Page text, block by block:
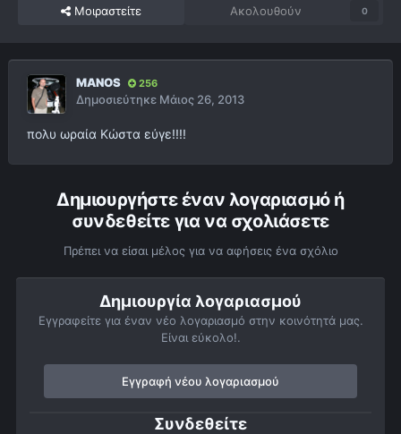
Μοιραστείτε Ακολουθούν 0
MANOS 256
Δημοσιεύτηκε Μάιος 26, 2013
πολυ ωραία Κώστα εύγε!!!!
Δημιουργήστε έναν λογαριασμό ή
συνδεθείτε για να σχολιάσετε
Πρέπει να είσαι μέλος για να αφήσεις ένα σχόλιο
Δημιουργία λογαριασμού
Εγγραφείτε για έναν νέο λογαριασμό στην κοινότητά μας.
Είναι εύκολο!.
Εγγραφή νέου λογαριασμού
Συνδεθείτε